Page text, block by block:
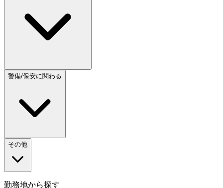
警備/保安に関わる
その他
勤務地から探す